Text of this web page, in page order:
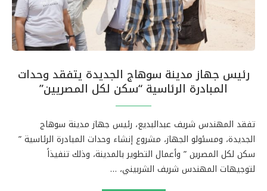
رئيس جهاز مدينة سوهاج الجديدة يتفقد وحدات
المبادرة الرئاسية “سكن لكل المصريين”
تفقد المهندس شريف عبدالبديع، رئيس جهاز مدينة سوهاج
الجديدة، ومسئولو الجهاز، مشروع إنشاء وحدات المبادرة الرئاسية ”
سكن لكل المصرين ” وأعمال التطوير بالمدينة، وذلك تنفيذاً
لتوجيهات المهندس شريف الشربيني، …